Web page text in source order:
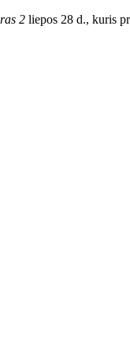
2 liepos 28 d., kuris